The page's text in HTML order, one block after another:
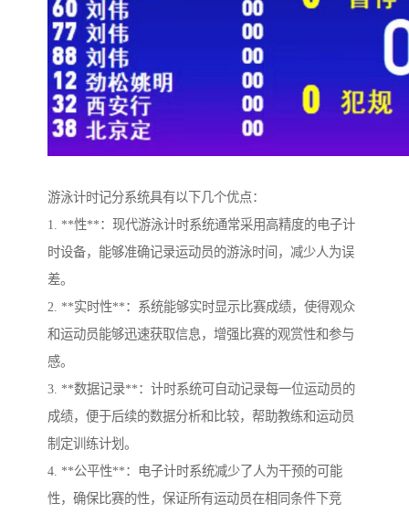
游泳计时记分系统具有以下几个优点：
1. **性**：现代游泳计时系统通常采用高精度的电子计
时设备，能够准确记录运动员的游泳时间，减少人为误
差。
2. **实时性**：系统能够实时显示比赛成绩，使得观众
和运动员能够迅速获取信息，增强比赛的观赏性和参与
感。
3. **数据记录**：计时系统可自动记录每一位运动员的
成绩，便于后续的数据分析和比较，帮助教练和运动员
制定训练计划。
4. **公平性**：电子计时系统减少了人为干预的可能
性，确保比赛的性，保证所有运动员在相同条件下竞